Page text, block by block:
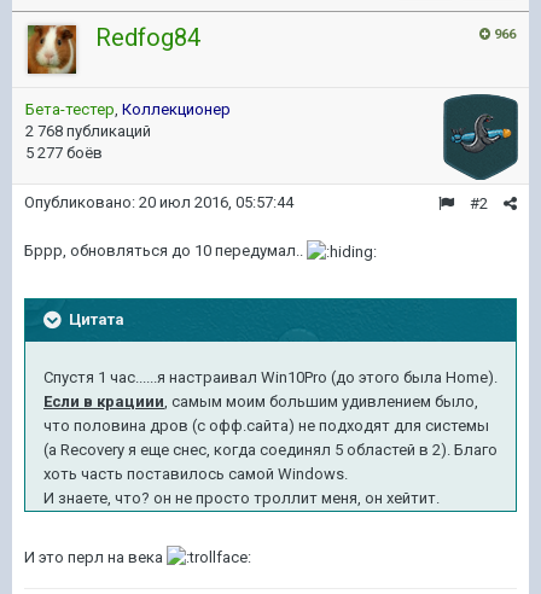
966
Redfog84
Бета-тестер, Коллекционер
2 768 публикаций
5 277 боёв
#2
Опубликовано: 20 июл 2016, 05:57:44
Бррр, обновляться до 10 передумал..
Цитата
Спустя 1 час......я настраивал Win10Pro (до этого была Home).
Если в крациии , самым моим большим удивлением было,
что половина дров (с офф.сайта) не подходят для системы
(а Recovery я еще снес, когда соединял 5 областей в 2). Благо
хоть часть поставилось самой Windows.
И знаете, что? он не просто троллит меня, он хейтит.
И это перл на века